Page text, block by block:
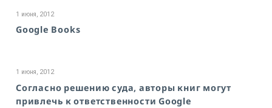
1 июня, 2012
Google Books
1 июня, 2012
Согласно решению суда, авторы книг могут
привлечь к ответственности Google